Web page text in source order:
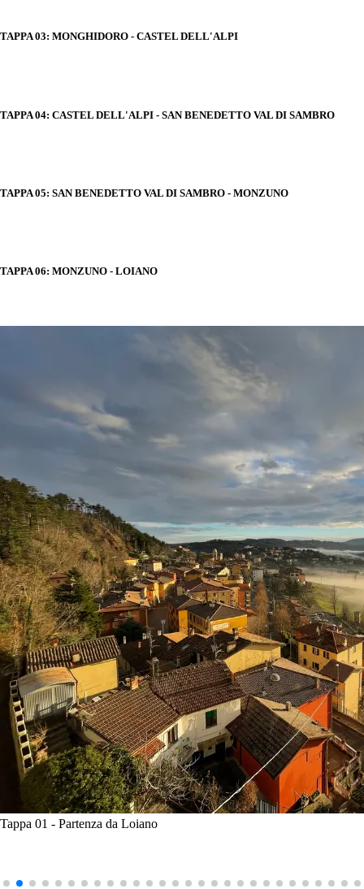
TAPPA 03: MONGHIDORO - CASTEL DELL'ALPI
TAPPA 04: CASTEL DELL'ALPI - SAN BENEDETTO VAL DI SAMBRO
TAPPA 05: SAN BENEDETTO VAL DI SAMBRO - MONZUNO
TAPPA 06: MONZUNO - LOIANO
Tappa 01 - Partenza da Loiano